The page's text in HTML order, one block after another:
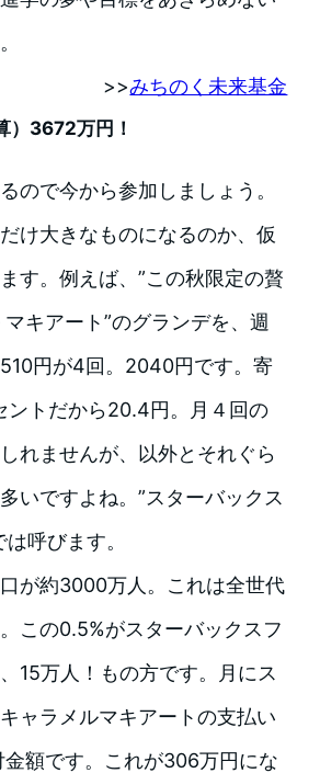
>>みちのく未来基金
）3672万円！
ので今から参加しましょう。
け大きなものになるのか、仮
す。例えば、”この秋限定の贅
キアート”のグランデを、週
円が4回。2040円です。寄
ントだから20.4円。月４回の
れませんが、以外とそれぐら
いですよね。”スターバックス
呼びます。
が約3000万人。これは全世代
この0.5%がスターバックスフ
15万人！もの方です。月にス
ャラメルマキアートの支払い
金額です。これが306万円にな